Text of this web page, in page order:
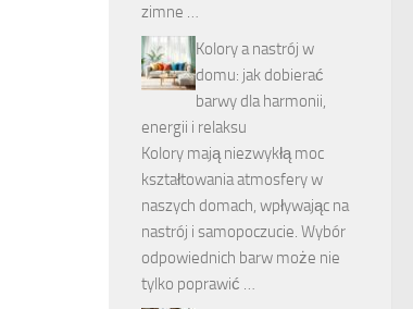
zimne …
Kolory a nastrój w
domu: jak dobierać
barwy dla harmonii,
energii i relaksu
Kolory mają niezwykłą moc
kształtowania atmosfery w
naszych domach, wpływając na
nastrój i samopoczucie. Wybór
odpowiednich barw może nie
tylko poprawić …